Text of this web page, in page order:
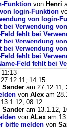
Funktion von Henri
login-Funktion
von login-
bei Verwendung
Feld fehlt bei
bei Verwendung
bei Verwendung
Feld fehlt bei
Feld fehlt bei
14:15
Sander am 27.12.11,
von Alex am
08:12
Sander am 13.1.12,
von ALex am
bitte melden von